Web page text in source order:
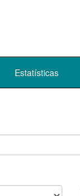
Estatísticas